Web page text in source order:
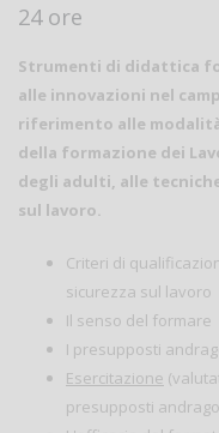
24 ore
Strumenti di didattica
alle innovazioni nel
riferimento alle
della formazione dei
degli adulti, alle
sul lavoro.
Criteri di
sicurezza sul lavoro
Il senso del formare
I presupposti
Esercitazione
presupposti